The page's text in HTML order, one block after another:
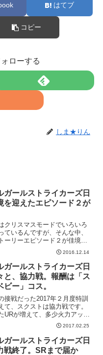
はてブ
コピー
ローする
しま★りん
ガールストライカーズ日
を迎えたエピソード２が
クリスマスモードでいろいろ
ているんですが、そんな中、
ーリーエピソード２が佳境を
す。やっと追いつきました
2016.12.14
ガールストライカーズ日
と、協力戦。報酬は「ス
ビー」コス。
接戦だった2017年２月度特訓
て、スクストは協力戦です。
URが増えて、多少火力アップ
すがね・・・油断するとレギ
キングにすら入れないという
ます（苦笑）。
2017.02.25
ガールストライカーズ日
戦終了。SRまで届か